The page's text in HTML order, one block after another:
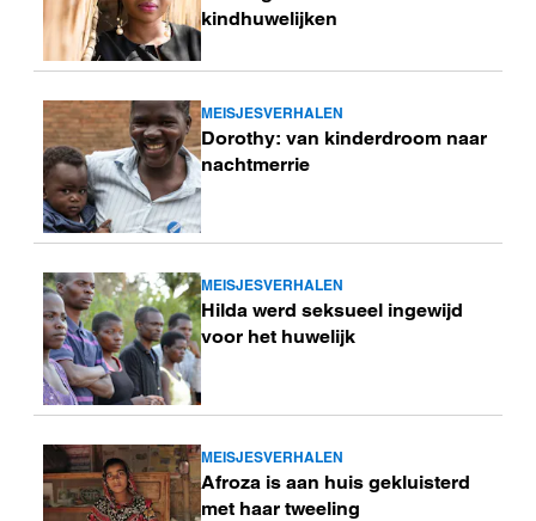
kindhuwelijken
MEISJESVERHALEN
Dorothy: van kinderdroom naar
nachtmerrie
Lees
meer
MEISJESVERHALEN
Hilda werd seksueel ingewijd
voor het huwelijk
Lees
meer
MEISJESVERHALEN
Afroza is aan huis gekluisterd
met haar tweeling
Lees
meer